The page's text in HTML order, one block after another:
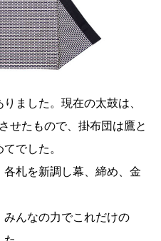
ました。現在の太鼓は、
せたもので、掛布団は鷹と
でした。
札を新調し幕、締め、金
みんなの力でこれだけの